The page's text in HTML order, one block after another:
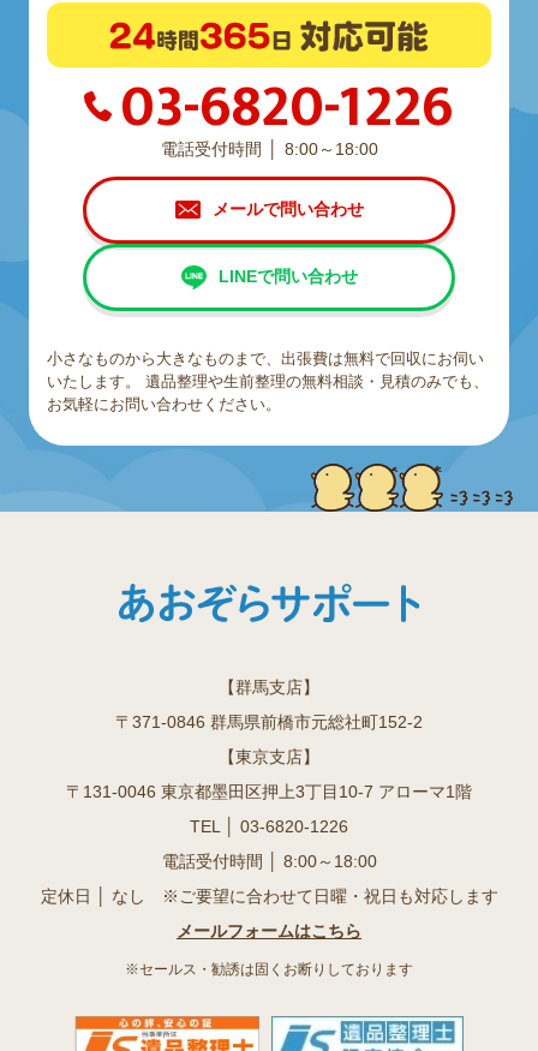
03-6820-1226
電話受付時間 8:00～18:00
メールで問い合わせ
LINEで問い合わせ
小さなものから大きなものまで、出張費は無料で回収にお伺い
いたします。
遺品整理や生前整理の無料相談・見積のみでも、
お気軽にお問い合わせください。
【群馬支店】
〒371-0846 群馬県前橋市元総社町152-2
【東京支店】
〒131-0046 東京都墨田区押上3丁目10-7 アローマ1階
TEL │ 03-6820-1226
電話受付時間 │ 8:00～18:00
定休日 │ なし ※ご要望に合わせて日曜・祝日も対応します
メールフォームはこちら
※セールス・勧誘は固くお断りしております